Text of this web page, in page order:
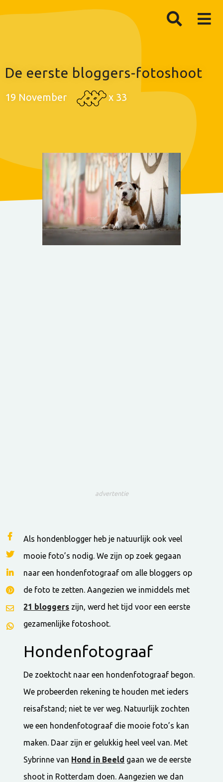
De eerste bloggers-fotoshoot
19 November x 33
advertentie
Als hondenblogger heb je natuurlijk ook veel
mooie foto’s nodig. We zijn op zoek gegaan
naar een hondenfotograaf om alle bloggers op
de foto te zetten. Aangezien we inmiddels met
21 bloggers zijn, werd het tijd voor een eerste
gezamenlijke fotoshoot.
Hondenfotograaf
De zoektocht naar een hondenfotograaf begon.
We probeerden rekening te houden met ieders
reisafstand; niet te ver weg. Natuurlijk zochten
we een hondenfotograaf die mooie foto’s kan
maken. Daar zijn er gelukkig heel veel van. Met
Sybrinne van Hond in Beeld gaan we de eerste
shoot in Rotterdam doen. Aangezien we dan